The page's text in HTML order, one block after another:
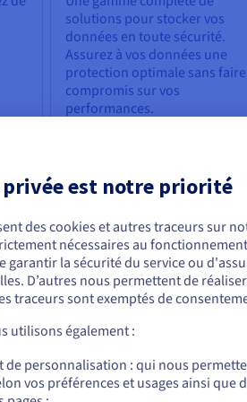
solutions pour stocker vos
données en toute sécurité.
Assurez à vos données une
protection optimale sans
compromis sur vos
performances.
Bases de données
Choisissez parmi une vaste
sélection de moteurs, avec
gestion experte de votre
infrastructure de données.
en États-Unis.
le site de votre pays (États-Unis) et créez un
USD - $
est notre priorité
des cookies et autres traceurs sur
nécessaires au
garantir la sécurité du service ou
D’autres nous permettent de
traceurs sont exemptés de
utilisons également :
de personnalisation : qui nous
vos préférences et usages ainsi que